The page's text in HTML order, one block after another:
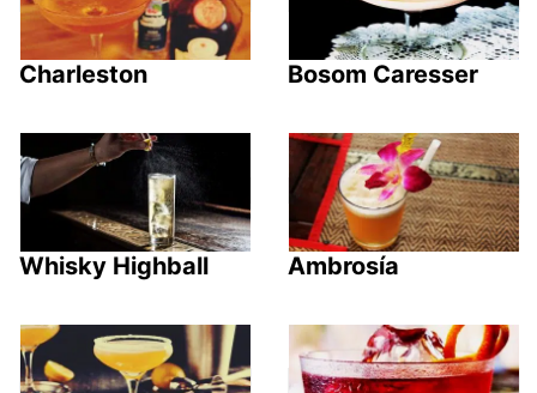
Charleston Bosom Caresser
Whisky Highball Ambrosía